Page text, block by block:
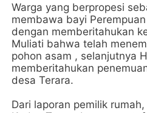
Warga yang berpropesi
membawa bayi
dengan memberitahukan
Muliati bahwa telah
pohon asam , selanjutnya
memberitahukan
desa Terara.
Dari laporan pemilik